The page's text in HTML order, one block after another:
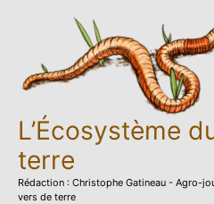
L’Écosystème
terre
Rédaction : Christophe Gatineau - Agro-
vers de terre